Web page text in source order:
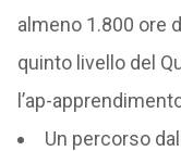
almeno 1.800 ore
quinto livello del
l’ap-
Un percorso